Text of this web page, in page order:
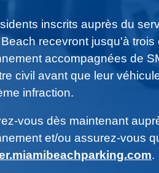
inscrits auprès du
recevront jusqu'à
accompagnées de
civil avant que leur
infraction.
vous dès maintenant
et/ou assurez-vous
.